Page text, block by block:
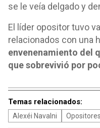
se le veía delgado y
El líder opositor tuvo
relacionados con una
envenenamiento del
que sobrevivió por
Temas relacionados:
Alexéi Navalni Opositores